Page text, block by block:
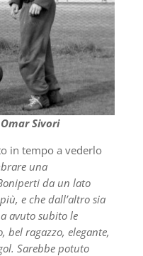
Sivori
in tempo a vederlo
una
da un lato
e che dall’altro sia
avuto subito le
bel ragazzo, elegante,
Sarebbe potuto